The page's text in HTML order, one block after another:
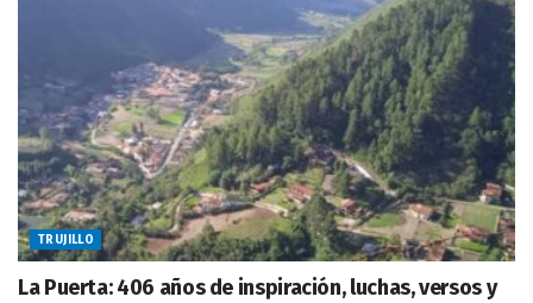
TRUJILLO
La Puerta: 406 años de inspiración, luchas, versos y